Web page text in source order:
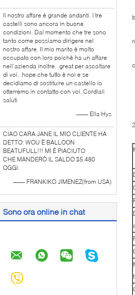
Il nostro affare è grande andanti. I tre
castelli sono ancora in buone
condizioni. Dal momento che tre sono
tanto come possiamo dirigere nel
nostro affare. Il mio marito è molto
occupato con loro poichè ha un affare
nell'azienda inoltre. .great per ascoltare
di voi. .hope che tutto è noi e se
decidiamo di sostituire un castello io
otterremo in contatto con voi. Cordiali
saluti
—— Ella Hys
CIAO CARA JANE IL MIO CLIENTE HA
DETTO: WOU È BALLOON
BEATUFULL!!! MI È PIACIUTO
CHE.MANDERÒ IL SALDO $5.480
OGGI.
—— FRANKIKO JIMENEZ(from USA)
Sono ora online in chat